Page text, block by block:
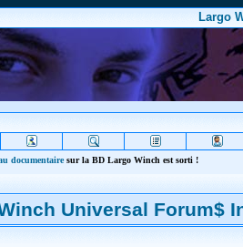
Largo
documentairesur la BD Largo Winch est sorti !
Universal Forum$